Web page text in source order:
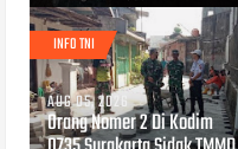
INFO TNI
AUG 05, 2026
Orang Nomer 2 Di Kodim